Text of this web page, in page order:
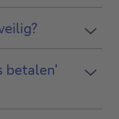
betalen'